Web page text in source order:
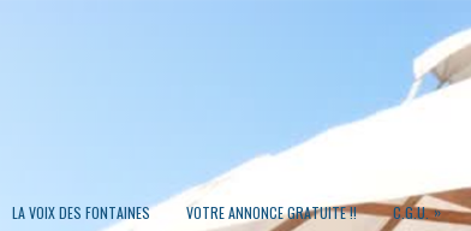
LA VOIX DES FONTAINES VOTRE ANNONCE GRATUITE !! C.G.U. »